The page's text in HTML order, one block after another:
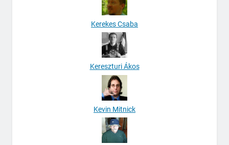
Kerekes Csaba
Kereszturi Ákos
Kevin Mitnick